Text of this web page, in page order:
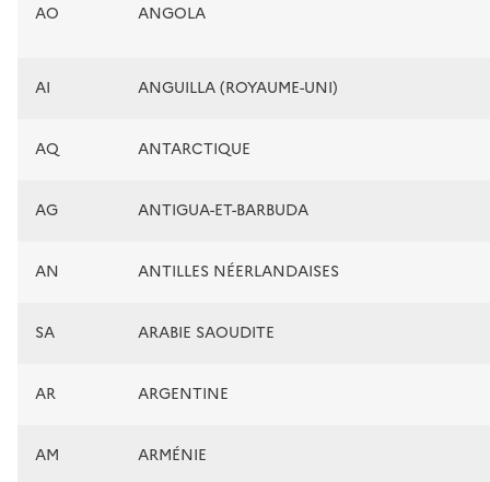
AO ANGOLA
AI ANGUILLA (ROYAUME-UNI)
AQ ANTARCTIQUE
AG ANTIGUA-ET-BARBUDA
AN ANTILLES NÉERLANDAISES
SA ARABIE SAOUDITE
AR ARGENTINE
AM ARMÉNIE